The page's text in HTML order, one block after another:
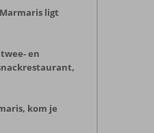
ligt
en
kom je